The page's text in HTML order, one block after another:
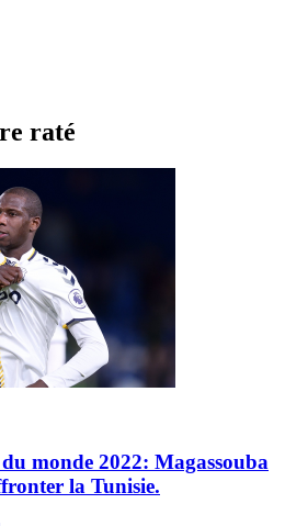
raté
monde 2022: Magassouba
la Tunisie.